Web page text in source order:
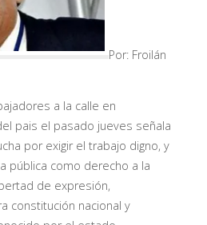
Por: Froilán
a la calle en
pais el pasado jueves señala
por exigir el trabajo digno, y
pública como derecho a la
de expresión,
constitución nacional y